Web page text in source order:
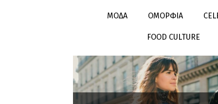
ΜΟΔΑ ΟΜΟΡΦΙΑ
FOOD CULTURE
HOW TO